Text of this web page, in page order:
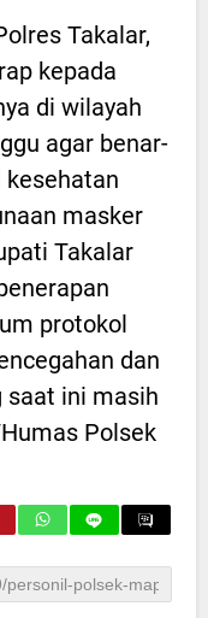
Takalar,
kepada
di wilayah
agar benar-
masker
Takalar
protokol
dan
saat ini masih
Polsek